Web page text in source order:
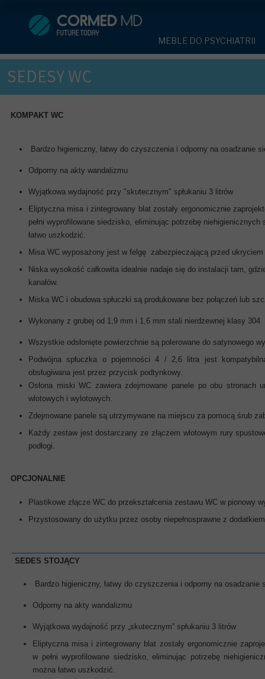
MEBLE DO PSYCHIATRII
ŁÓŻKA PSYCHIATRYCZNE
STOŁY
MEBLE PIANKOWE DO
DRZWI I OKNA DO
MEBLE CORTECH
OSŁONA GRZEJNIKA
MEBLE DO PSYCHIATRII
KRZESŁA POLIPROPYLENOWE
SZAFY UBRANIOWE Z LAMINATU
KASK
BODYFIX
Bardzo higieniczny, łatwy do czyszczenia i odporny na osadzanie
Odporny na akty wandalizmu
Wyjątkowa wydajność przy „skutecznym” spłukaniu 3 litrów
Eliptyczna misa i zintegrowany blat zostały ergonomicznie
w pełni wyprofilowane siedzisko, eliminując potrzebę
można łatwo uszkodzić.
SEDES STOJĄCY
SEDESY WC
KOMPAKT WC
Bardzo higieniczny, łatwy do czyszczenia i odporny na osadzanie
Odporny na akty wandalizmu
Wyjątkowa wydajność przy "skutecznym" spłukaniu 3 litrów
Eliptyczna misa i zintegrowany blat zostały ergonomicznie
pełni wyprofilowane siedzisko, eliminując potrzebę
łatwo uszkodzić.
Misa WC wyposażony jest w felgę zabezpieczającą przed ukryciem
Niska wysokość całkowita idealnie nadaje się do instalacji tam,
kanałów.
Miska WC i obudowa spłuczki są produkowane bez połączeń lub
Wykonany z grubej od 1,9 mm i 1,6 mm stali nierdzewnej klasy 304
Wszystkie odsłonięte powierzchnie są polerowane do satynowego
Podwójna spłuczka o pojemności 4 / 2,6 litra jest
obsługiwana jest przez przycisk podtynkowy.
Osłona miski WC zawiera zdejmowane panele po obu stronach
wlotowych i wylotowych.
Zdejmowane panele są utrzymywane na miejscu za pomocą śrub
Każdy zestaw jest dostarczany ze złączem wlotowym rury
podłogi.
OPCJONALNIE
Plastikowe złącze WC do przekształcenia zestawu WC w pionowy
Przystosowany do użytku przez osoby niepełnosprawne z